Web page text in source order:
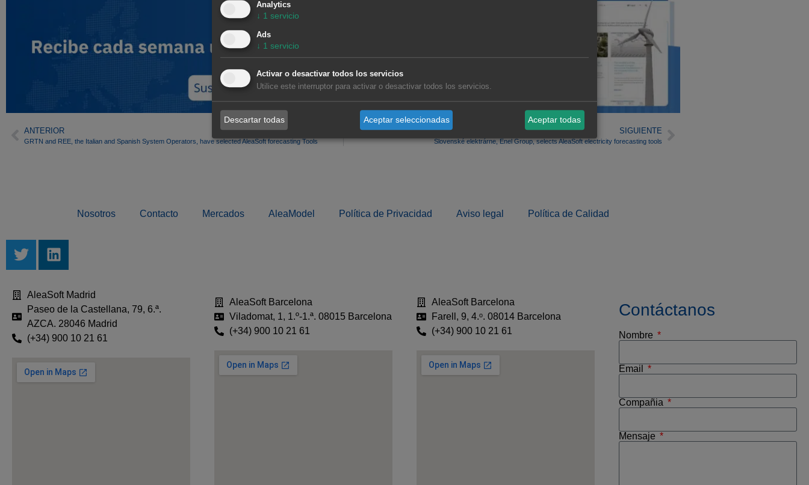
ANTERIOR
GRTN and REE, the Italian and Spanish System Operators, have selected AleaSoft forecasting Tools
SIGUIENTE
Slovenské elektrárne, Enel Group, selects AleaSoft electricity forecasting tools
Nosotros Contacto Mercados AleaModel Política de Privacidad Aviso legal Política de Calidad
AleaSoft Madrid
Paseo de la Castellana, 79, 6.ª.
AZCA. 28046 Madrid
(+34) 900 10 21 61
AleaSoft Barcelona
Viladomat, 1, 1.º-1.ª. 08015 Barcelona
(+34) 900 10 21 61
AleaSoft Barcelona
Farell, 9, 4.ᵒ. 08014 Barcelona
(+34) 900 10 21 61
Contáctanos
Nombre
Email
Compañia
Mensaje
Analytics
↓ 1 servicio
Ads
↓ 1 servicio
Activar o desactivar todos los servicios
Utilice este interruptor para activar o desactivar todos los servicios.
Descartar todas Aceptar seleccionadas Aceptar todas